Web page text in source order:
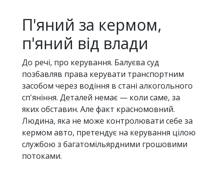
П'яний за кермом,
п'яний від влади
До речі, про керування. Балуєва суд
позбавляв права керувати транспортним
засобом через водіння в стані алкогольного
сп'яніння. Деталей немає — коли саме, за
яких обставин. Але факт красномовний.
Людина, яка не може контролювати себе за
кермом авто, претендує на керування цілою
службою з багатомільярдними грошовими
потоками.